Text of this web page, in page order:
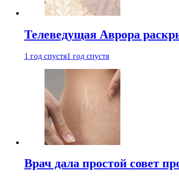
Телеведущая Аврора
1 год спустя1 год спустя
Врач дала простой совет